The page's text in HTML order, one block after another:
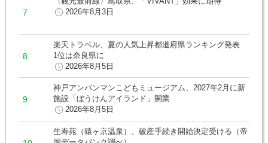
2026年8月3日
楽天トラベル、夏の人気上昇都道府県ランキング発表
1位は奈良県に
2026年8月5日
神戸アンパンマンこどもミュージアム、2027年2月に新
施設「ぼうけんアイランド」開業
2026年8月5日
生寿苑（猿ヶ京温泉）、破産手続き開始決定受ける（帝